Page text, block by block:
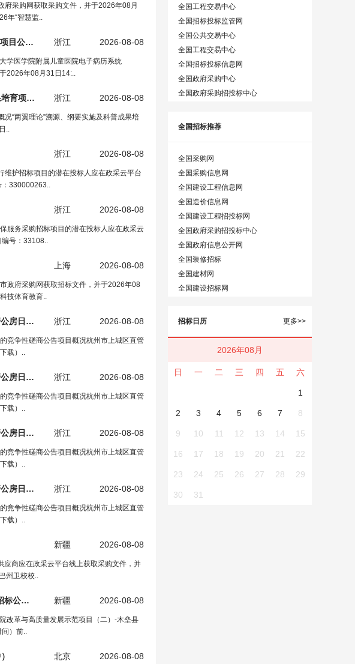
府采购网获取采购文件，并于2026年08月
年“智慧监..
浙江大学医学院附属儿童医院电子病历系统（EMR）与医院信息系统（HIS）的日常新增需求项目公开招标公告（ 招投标采购平台在正文中）
浙江 2026-08-08
学医学院附属儿童医院电子病历系统
2026年08月31日14:..
浙江省成套招标代理有限公司关于浙江省科学技术协会“两翼理论”溯源、纲要实施及科普成果培育项目的竞争性磋商公告（ 招投标采购平台 在正文中）
浙江 2026-08-08
“两翼理论”溯源、纲要实施及科普成果培
..
浙江 2026-08-08
护招标项目的潜在投标人应在政采云平台
330000263..
浙江 2026-08-08
服务采购招标项目的潜在投标人应在政采云
号：33108..
上海 2026-08-08
政府采购网获取招标文件，并于2026年08
技体育教育..
杭州园建工程咨询有限责任公司关于杭州市上城区直管公房保障服务中心2026-2028年度直管公房日常维修项目（清波片区）的竞争性磋商公告（ 招投标采购平台 在正文中）
浙江 2026-08-08
竞争性磋商公告项目概况杭州市上城区直管
载）..
杭州园建工程咨询有限责任公司关于杭州市上城区直管公房保障服务中心2026-2028年度直管公房日常维修项目（城南片区）的竞争性磋商公告（ 招投标采购平台 在正文中）
浙江 2026-08-08
竞争性磋商公告项目概况杭州市上城区直管
载）..
杭州园建工程咨询有限责任公司关于杭州市上城区直管公房保障服务中心2026-2028年度直管公房日常维修项目（小营片区）的竞争性磋商公告（ 招投标采购平台 在正文中）
浙江 2026-08-08
竞争性磋商公告项目概况杭州市上城区直管
载）..
杭州园建工程咨询有限责任公司关于杭州市上城区直管公房保障服务中心2026-2028年度直管公房日常维修项目（湖滨片区）的竞争性磋商公告（ 浙江 2026-08-08
竞争性磋商公告项目概况杭州市上城区直管
载）..
新疆 2026-08-08
商应在政采云平台线上获取采购文件，并
州卫校校..
昌吉州公立医院改革与高质量发展示范项目（二）-木垒县乡镇卫生院服务能力提升项目公开招标公告（ 招投标采购平台 在正文中）
新疆 2026-08-08
改革与高质量发展示范项目（二）-木垒县
）前..
北京 2026-08-08
全国工程交易中心
全国招标投标监管网
全国公共交易中心
全国工程交易中心
全国招标投标信息网
全国政府采购中心
全国政府采购招投标中心
全国招标推荐
全国采购网
全国采购信息网
全国建设工程信息网
全国造价信息网
全国建设工程招投标网
全国政府采购招投标中心
全国政府信息公开网
全国装修招标
全国建材网
全国建设招标网
招标日历 更多>>
2026年08月
日 一 二 三 四 五 六
1
2 3 4 5 6 7 8
9 10 11 12 13 14 15
16 17 18 19 20 21 22
23 24 25 26 27 28 29
30 31